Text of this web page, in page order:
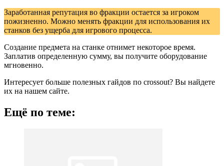
Заработанная репутация во фракции остается за игроком
пожизненно. Можно менять фракции для использования их
станков без ущерба для игрового процесса.
Создание предмета на станке отнимет некоторое время.
Заплатив определенную сумму, вы получите оборудование
мгновенно.
Интересует больше полезных гайдов по crossout? Вы найдете
их на нашем сайте.
Ещё по теме: